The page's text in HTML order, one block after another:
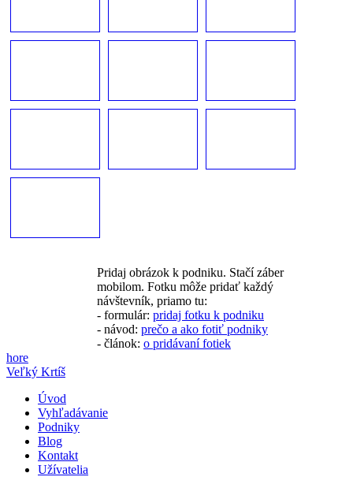
Pridaj obrázok k podniku. Stačí záber
mobilom. Fotku môže pridať každý
návštevník, priamo tu:
- formulár: pridaj fotku k podniku
- návod: prečo a ako fotiť podniky
- článok: o pridávaní fotiek
hore
Veľký Krtíš
Úvod
Vyhľadávanie
Podniky
Blog
Kontakt
Užívatelia